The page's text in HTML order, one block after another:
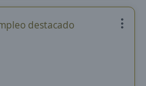
destacado